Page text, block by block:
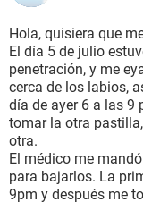
SEXUALIDAD
GLOSARIO
Hola, quisiera que
El día 5 de julio
penetración, y me
cerca de los labios,
día de ayer 6 a las 9
tomar la otra
otra.
El médico me
para bajarlos. La
9pm y después me